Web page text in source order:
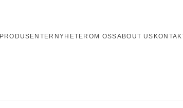
PRODUSENTER NYHETER OM OSSABOUT US